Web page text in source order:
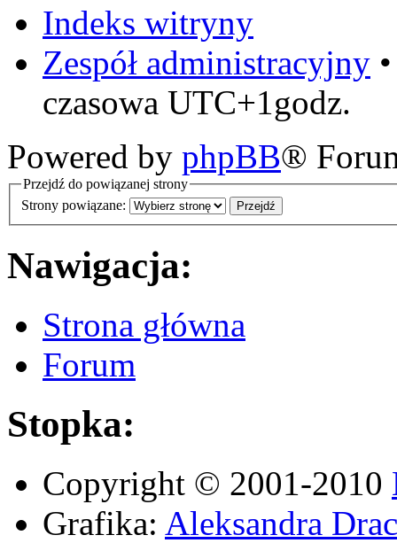
Indeks witryny
Zespół administracyjny
czasowa UTC+1godz.
Powered by phpBB®
Przejdź do powiązanej strony
Strony powiązane:
Nawigacja:
Strona główna
Forum
Stopka:
Copyright © 2001-2010
Grafika: Aleksandra